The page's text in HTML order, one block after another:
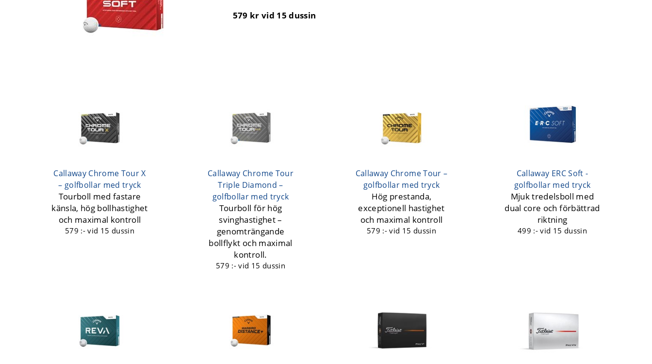
579 krvid 15 dussin
Callaway Chrome Tour X
– golfbollar med tryck
Tourboll med fastare
känsla, hög bollhastighet
och maximal kontroll
579 :-vid 15 dussin
Callaway Chrome Tour
Triple Diamond –
golfbollar med tryck
Tourboll för hög
svinghastighet –
genomträngande
bollflykt och maximal
kontroll.
579 :-vid 15 dussin
Callaway Chrome Tour –
golfbollar med tryck
Hög prestanda,
exceptionell hastighet
och maximal kontroll
579 :-vid 15 dussin
Callaway ERC Soft -
golfbollar med tryck
Mjuk tredelsboll med
dual core och förbättrad
riktning
499 :-vid 15 dussin